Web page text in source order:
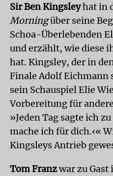
Sir Ben Kingsleyhat in
Morningüber seine
Schoa-Überlebenden
und erzählt, wie diese
hat. Kingsley, der in
Finale Adolf Eichmann
sein Schauspiel Elie
Vorbereitung für
»Jeden Tag sagte ich
mache ich für dich.‹«
Kingsleys Antrieb
Tom Franzwar zu Gast